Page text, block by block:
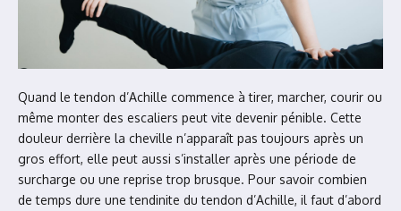
Quand le tendon d’Achille commence à tirer, marcher, courir ou
même monter des escaliers peut vite devenir pénible. Cette
douleur derrière la cheville n’apparaît pas toujours après un
gros effort, elle peut aussi s’installer après une période de
surcharge ou une reprise trop brusque. Pour savoir combien
de temps dure une tendinite du tendon d’Achille, il faut d’abord